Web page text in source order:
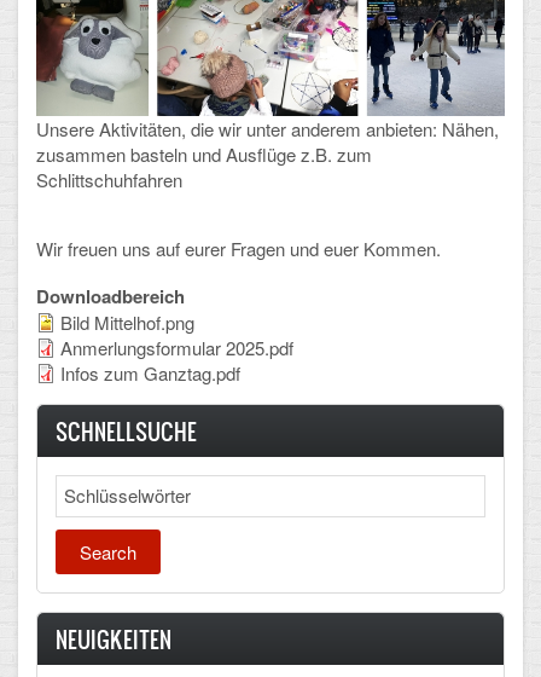
Unsere Aktivitäten, die wir unter anderem anbieten: Nähen,
zusammen basteln und Ausflüge z.B. zum
Schlittschuhfahren
Wir freuen uns auf eurer Fragen und euer Kommen.
Downloadbereich
Bild Mittelhof.png
Anmerlungsformular 2025.pdf
Infos zum Ganztag.pdf
SCHNELLSUCHE
Search
NEUIGKEITEN